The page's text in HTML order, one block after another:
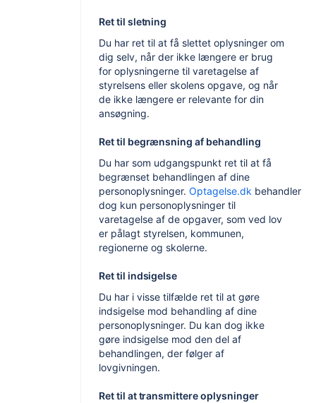
Ret til sletning
Du har ret til at få slettet oplysninger om
dig selv, når der ikke længere er brug
for oplysningerne til varetagelse af
styrelsens eller skolens opgave, og når
de ikke længere er relevante for din
ansøgning.
Ret til begrænsning af behandling
Du har som udgangspunkt ret til at få
begrænset behandlingen af dine
personoplysninger. Optagelse.dk behandler
dog kun personoplysninger til
varetagelse af de opgaver, som ved lov
er pålagt styrelsen, kommunen,
regionerne og skolerne.
Ret til indsigelse
Du har i visse tilfælde ret til at gøre
indsigelse mod behandling af dine
personoplysninger. Du kan dog ikke
gøre indsigelse mod den del af
behandlingen, der følger af
lovgivningen.
Ret til at transmittere oplysninger